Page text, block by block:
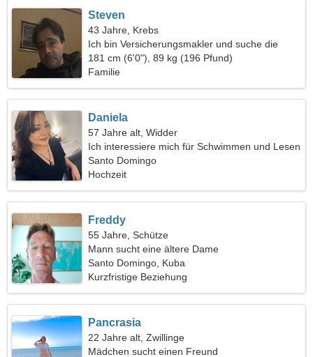
Steven
43 Jahre, Krebs
Ich bin Versicherungsmakler und suche die
perfekte Frau
181 cm (6'0"), 89 kg (196 Pfund)
Familie
Daniela
57 Jahre alt, Widder
Ich interessiere mich für Schwimmen und Lesen
Santo Domingo
Hochzeit
Freddy
55 Jahre, Schütze
Mann sucht eine ältere Dame
Santo Domingo, Kuba
Kurzfristige Beziehung
Pancrasia
22 Jahre alt, Zwillinge
Mädchen sucht einen Freund